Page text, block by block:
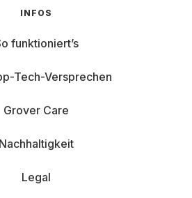
INFOS
funktioniert’s
Tech-Versprechen
Grover Care
Nachhaltigkeit
Legal